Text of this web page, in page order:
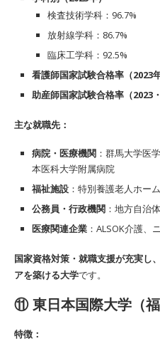
検査技術学科：96.7%
放射線学科：86.7%
臨床工学科：92.5%
看護師国家試験合格率（2023
助産師国家試験合格率（2023
主な就職先：
病院・医療機関 ：群馬大学医
本医科大学附属病院
福祉施設 ：特別養護老人ホー
公務員・行政機関 ：地方自治
医療関連企業 ：ALSOK介護、
国家資格対策・就職支援が充実し
アを築ける大学です。
⑪ 東日本国際大学（福
特徴：